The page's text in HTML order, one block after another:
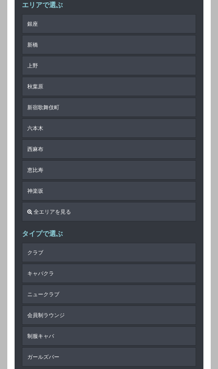
エリアで選ぶ
銀座
新橋
上野
秋葉原
新宿歌舞伎町
六本木
西麻布
恵比寿
神楽坂
全エリアを見る
タイプで選ぶ
クラブ
キャバクラ
ニュークラブ
会員制ラウンジ
制服キャバ
ガールズバー